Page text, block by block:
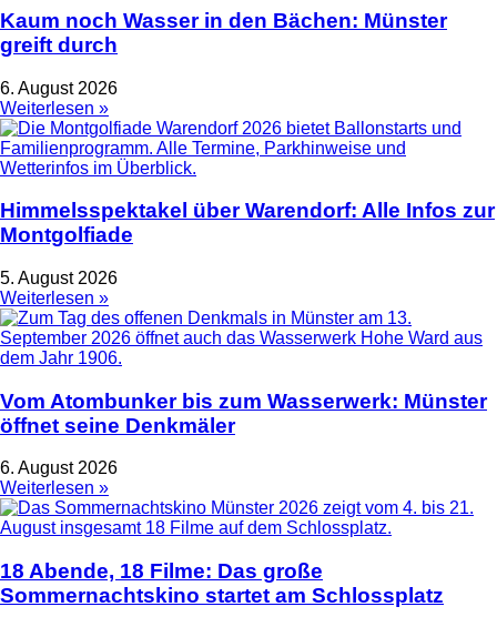
Kaum noch Wasser in den Bächen: Münster
greift durch
6. August 2026
Weiterlesen »
Himmelsspektakel über Warendorf: Alle Infos zur
Montgolfiade
5. August 2026
Weiterlesen »
Vom Atombunker bis zum Wasserwerk: Münster
öffnet seine Denkmäler
6. August 2026
Weiterlesen »
18 Abende, 18 Filme: Das große
Sommernachtskino startet am Schlossplatz